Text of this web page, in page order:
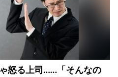
怒る上司……「そんなの